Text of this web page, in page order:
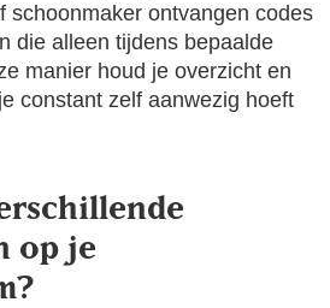
schoonmaker ontvangen codes
die alleen tijdens bepaalde
manier houd je overzicht en
constant zelf aanwezig hoeft
op je